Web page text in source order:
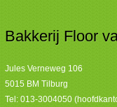
Bakkerij Floor
Jules Verneweg 106
5015 BM Tilburg
Tel: 013-3004050